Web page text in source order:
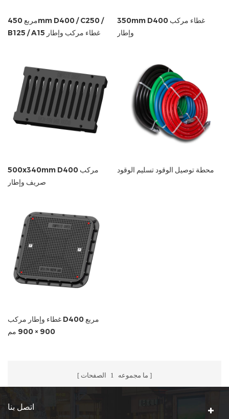
مربع 450mm D400 / C250 /
B125 / A15 غطاء مركب وإطار
350mm D400 غطاء مركب
وإطار
500x340mm D400 مركب
صريف وإطار
محطة توصيل الوقود تسليم الوقود
غطاء وإطار مركب D400 مربع
900 × 900 مم
ما مجموعه 1 الصفحات
اتصل بنا